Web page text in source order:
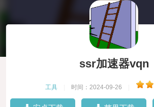
ssr加速器vqn
工具 时间：2024-09-26